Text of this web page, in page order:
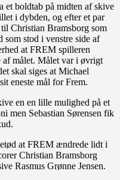
et boldtab på midten af skive
i dybden, og efter et par
Christian Bramsborg som
som stod i venstre side af
at FREM spilleren
af målet. Målet var i øvrigt
skal siges at Michael
eneste mål for Frem.
en en lille mulighed på et
men Sebastian Sørensen fik
at FREM ændrede lidt i
Christian Bramsborg
Rasmus Grønne Jensen.